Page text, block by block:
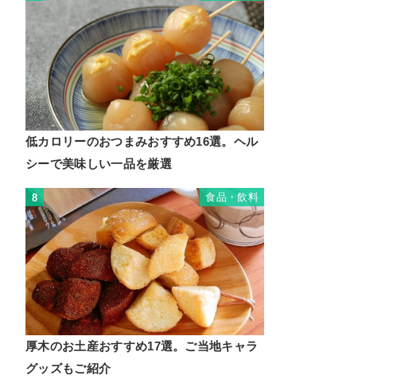
低カロリーのおつまみおすすめ16選。ヘル
シーで美味しい一品を厳選
8 食品・飲料
厚木のお土産おすすめ17選。ご当地キャラ
グッズもご紹介